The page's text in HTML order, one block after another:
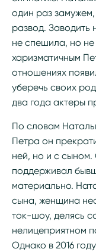
один раз
развод. Заводить
не спешила, но не
харизматичным
отношениях
уберечь своих
два года актеры
По словам
Петра он
ней, но и с сыном.
поддерживал
материально.
сына, женщина
ток-шоу, делясь
нелицеприятном
Однако в 2016